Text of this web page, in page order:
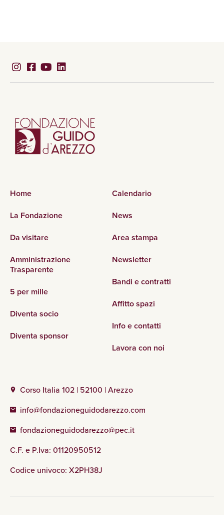
Home
La Fondazione
Da visitare
Amministrazione
Trasparente
5 per mille
Diventa socio
Diventa sponsor
Calendario
News
Area stampa
Newsletter
Bandi e contratti
Affitto spazi
Info e contatti
Lavora con noi
Corso Italia 102 | 52100 | Arezzo
info@fondazioneguidodarezzo.com
fondazioneguidodarezzo@pec.it
C.F. e P.Iva: 01120950512
Codice univoco: X2PH38J